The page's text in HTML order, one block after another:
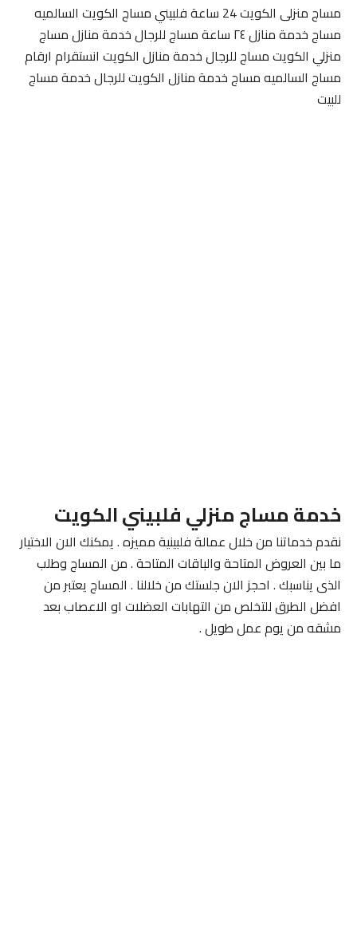
مساج منزلى الكويت 24 ساعة فلبيني مساج الكويت السالميه
مساج خدمة منازل ٢٤ ساعة مساج للرجال خدمة منازل مساج
منزلي الكويت مساج للرجال خدمة منازل الكويت انستقرام ارقام
مساج السالميه مساج خدمة منازل الكويت للرجال خدمة مساج
للبيت
خدمة مساج منزلي فلبيني الكويت
نقدم خدماتنا من خلال عمالة فلبينية مميزه . يمكنك الان الاختيار
ما بين العروض المتاحة والباقات المتاحة . من المساج وطلب
الذى يناسبك . احجز الان جلستك من خلالنا . المساج يعتبر من
افضل الطرق للتخلص من التهابات العضلات او الاعصاب بعد
مشقه من يوم عمل طويل .